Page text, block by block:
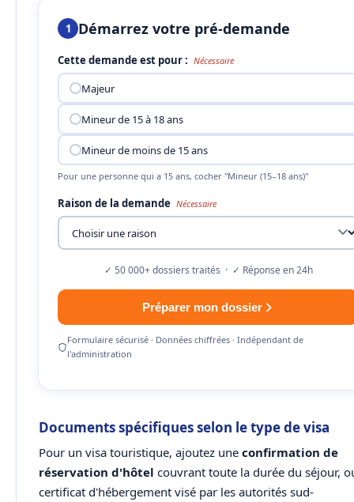
1 Démarrez votre pré-demande
Cette demande est pour : Nécessaire
Majeur
Mineur de 15 à 18 ans
Mineur de moins de 15 ans
Pour une personne qui a 15 ans, cocher "Mineur (15–18 ans)"
Raison de la demande Nécessaire
✓ 50 000+ dossiers traités · ✓ Réponse en 24h
Préparer mon dossier
Formulaire sécurisé · Données chiffrées · Indépendant de
l'administration
Documents spécifiques selon le type de visa
Pour un visa touristique, ajoutez une confirmation de
réservation d'hôtel couvrant toute la durée du séjour,
certificat d'hébergement visé par les autorités sud-